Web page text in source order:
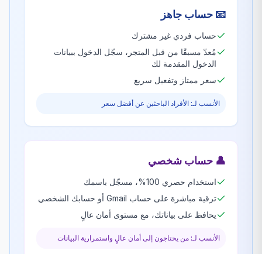
📧 حساب جاهز
حساب فردي غير مشترك
مُعدّ مسبقًا من قبل المتجر، سجّل الدخول ببيانات
الدخول المقدمة لك
سعر ممتاز وتفعيل سريع
الأنسب لـ: الأفراد الباحثين عن أفضل سعر
👤 حساب شخصي
استخدام حصري 100%، مسجّل باسمك
ترقية مباشرة على حساب Gmail أو حسابك الشخصي
يحافظ على بياناتك، مع مستوى أمان عالٍ
الأنسب لـ: من يحتاجون إلى أمان عالٍ واستمرارية البيانات